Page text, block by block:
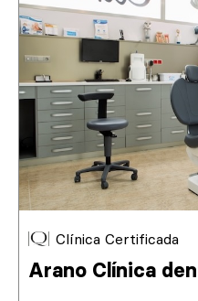
Clínica Certificada
Arano Clínica